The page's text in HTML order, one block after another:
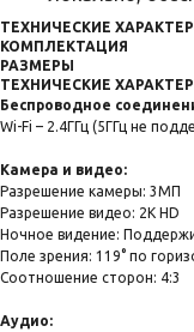
ТЕХНИЧЕСКИЕ
КОМПЛЕКТАЦИЯ
РАЗМЕРЫ
ТЕХНИЧЕСКИЕ
Беспроводное
Wi-Fi – 2.4ГГц (5ГГц не
Камера и видео:
Разрешение камеры: 3МП
Разрешение видео: 2K HD
Ночное видение:
Поле зрения: 119° по
Соотношение сторон: 4:3
Аудио: